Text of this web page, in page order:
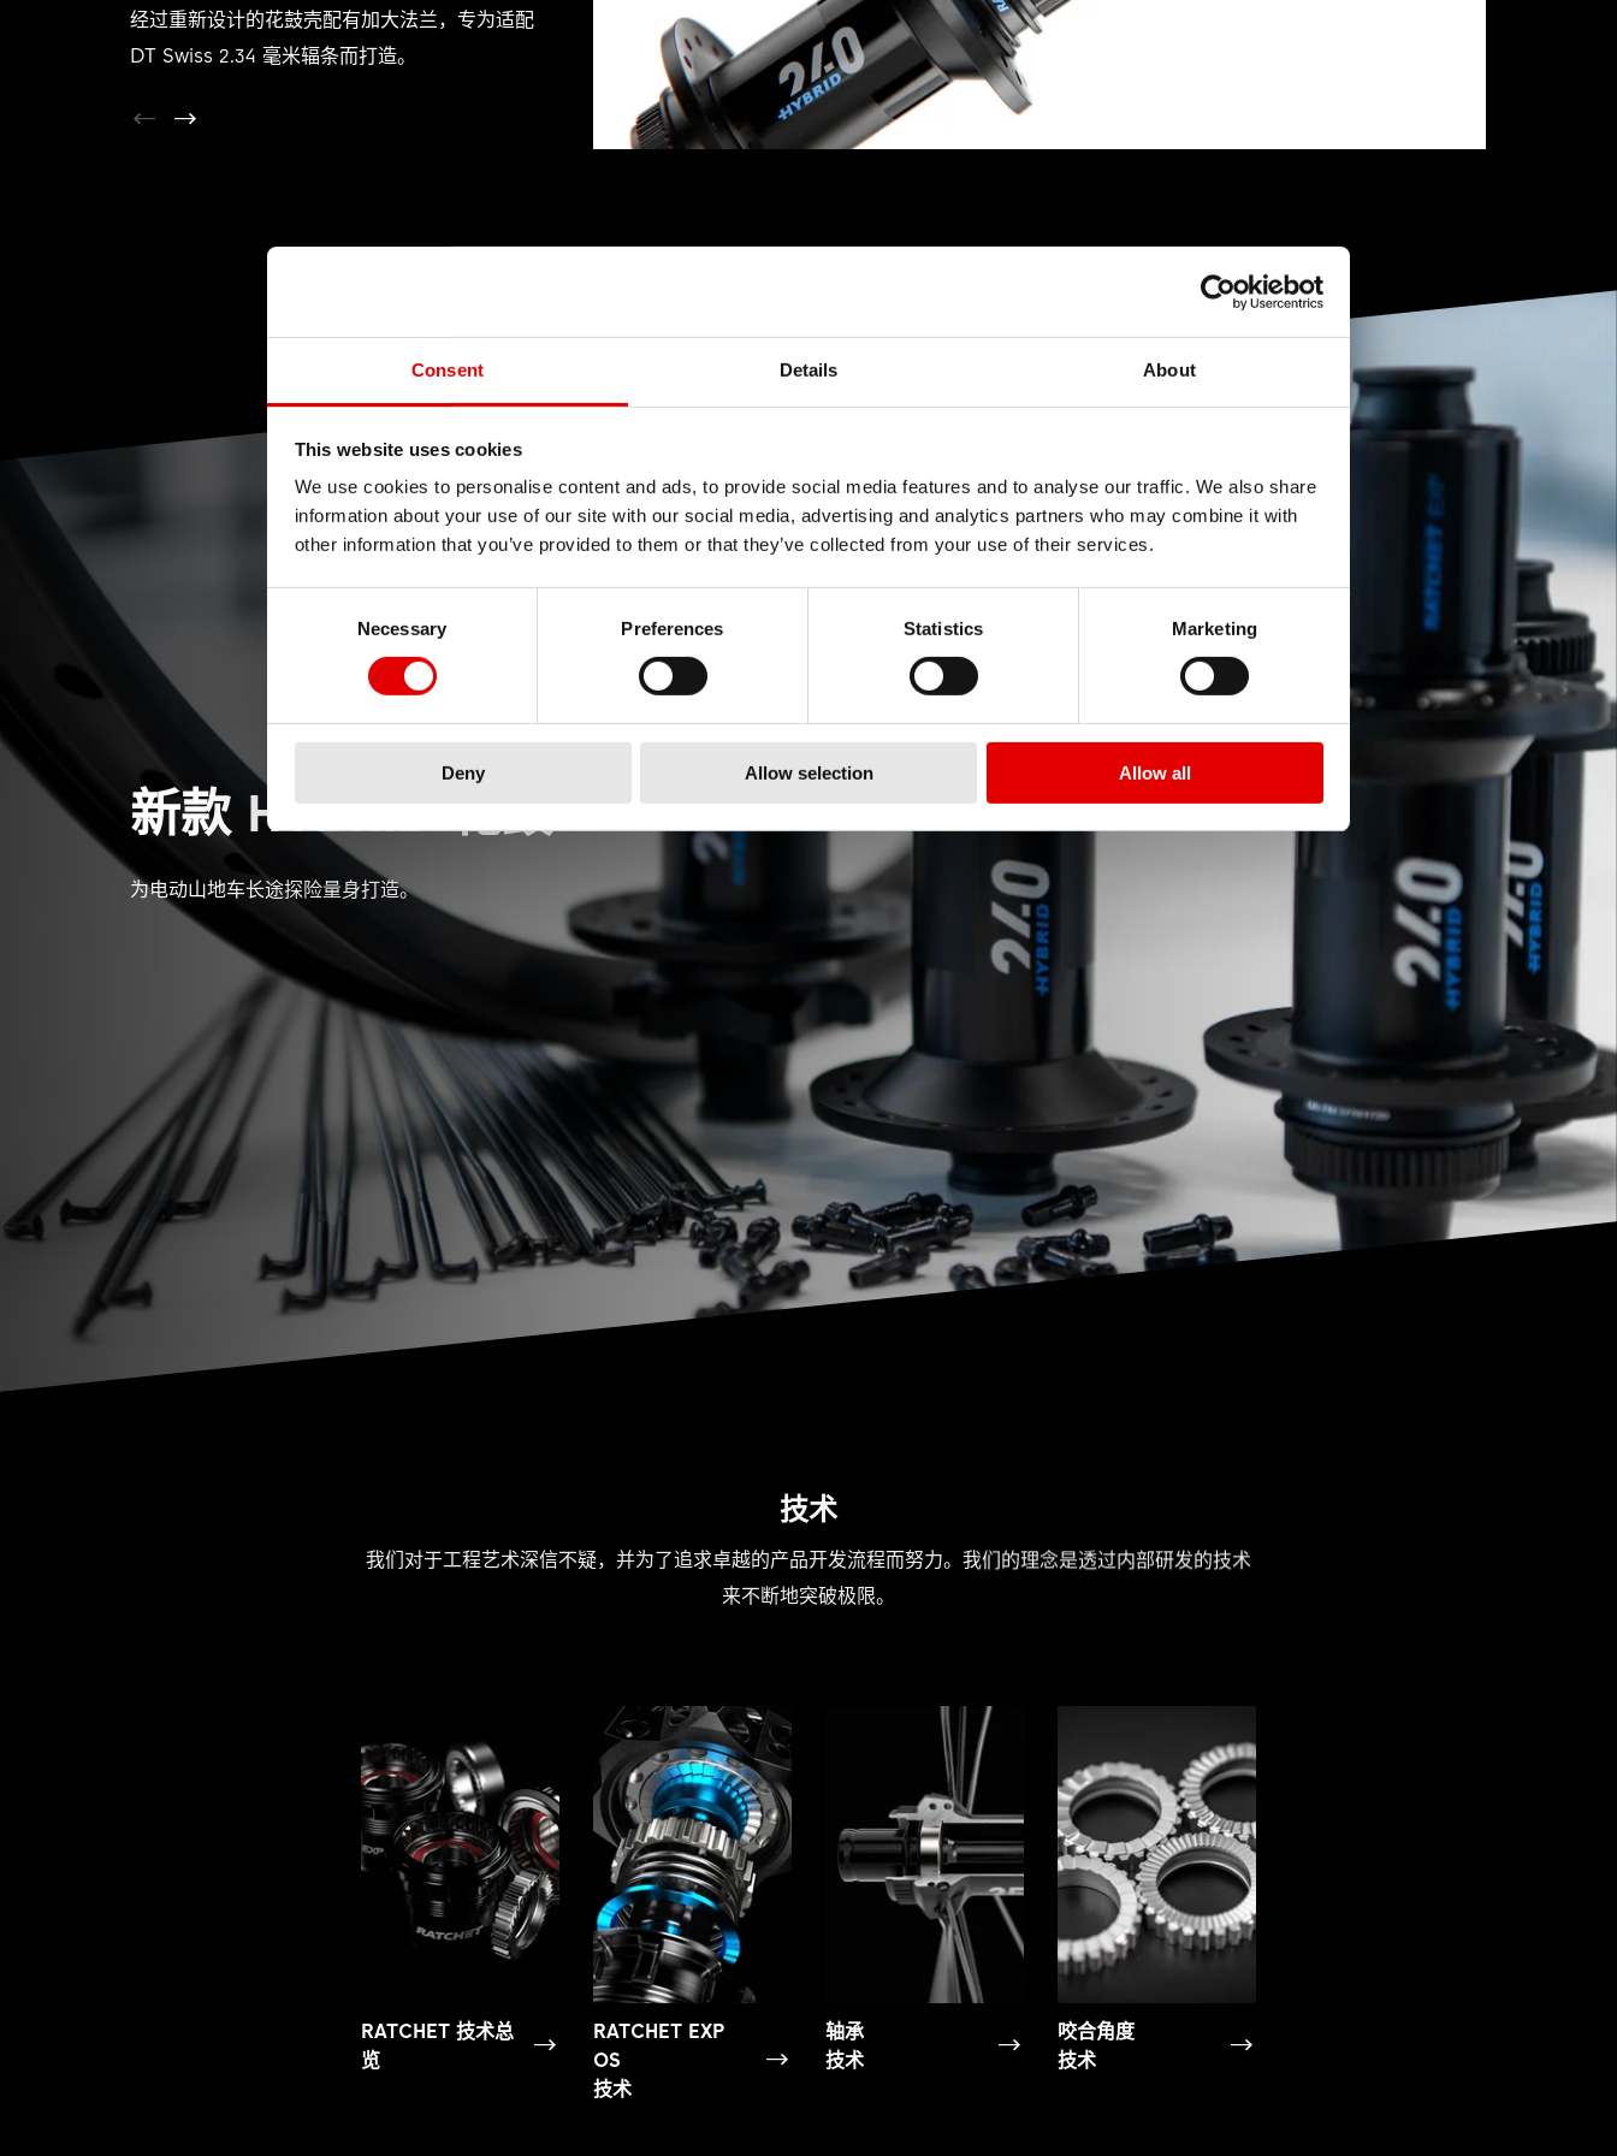
Consent Details About
This website uses cookies
We use cookies to personalise content and ads, to provide social media features and to analyse our traffic. We also share
information about your use of our site with our social media, advertising and analytics partners who may combine it with
other information that you’ve provided to them or that they’ve collected from your use of their services.
Necessary
Preferences Statistics Marketing
Deny Allow selection Allow all
经过重新设计的花鼓壳配有加大法兰，专为适配
DT Swiss 2.34 毫米辐条而打造。
新款 HYBRID 花鼓
为电动山地车长途探险量身打造。
技术
我们对于工程艺术深信不疑，并为了追求卓越的产品开发流程而努力。我们的理念是透过内部研发的技术
来不断地突破极限。
RATCHET 技术总
览
RATCHET EXP
OS
技术
轴承
技术
咬合角度
技术